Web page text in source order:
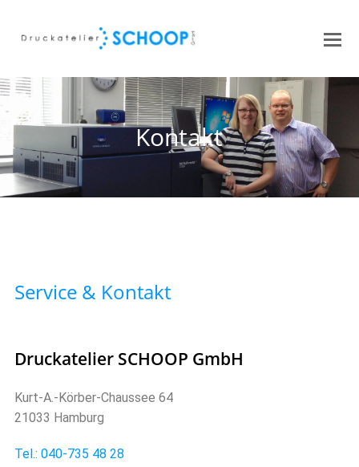
Kontakt
Service & Kontakt
Druckatelier SCHOOP GmbH
Kurt-A.-Körber-Chaussee 64
21033 Hamburg
Tel.: 040-735 48 28